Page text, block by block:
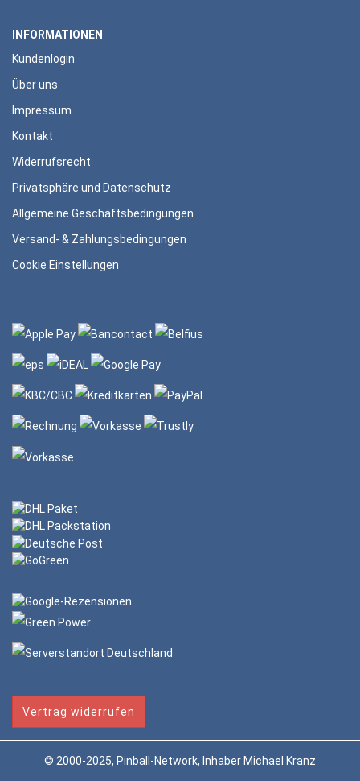
INFORMATIONEN
Kundenlogin
Über uns
Impressum
Kontakt
Widerrufsrecht
Privatsphäre und Datenschutz
Allgemeine Geschäftsbedingungen
Versand- & Zahlungsbedingungen
Cookie Einstellungen
Vertrag widerrufen
© 2000-2025, Pinball-Network, Inhaber Michael Kranz